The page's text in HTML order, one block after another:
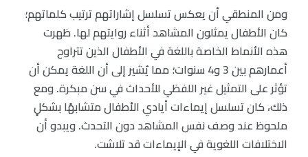
ومن المنطقي أن يعكس تسلسل إشاراتهم ترتيب كلماتهم؛
كان الأطفال يمثلون المشاهد أثناء روايتهم لها. ظهرت
هذه الأنماط الخاصة باللغة في الأطفال الذين تتراوح
أعمارهم بين 3 و4 سنوات؛ مما يُشير إلى أن اللغة يمكن أن
تؤثر على التمثيل غير اللفظي للأحداث في سن مبكرة. ومع
ذلك، كان تسلسل إيماءات أيادي الأطفال متشابهًا بشكلٍ
ملحوظ عند وصف نفس المشاهد دون التحدث. ويبدو أن
الاختلافات اللغوية في الإيماءات قد تلاشت.